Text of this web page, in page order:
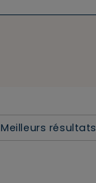
Meilleurs résultats